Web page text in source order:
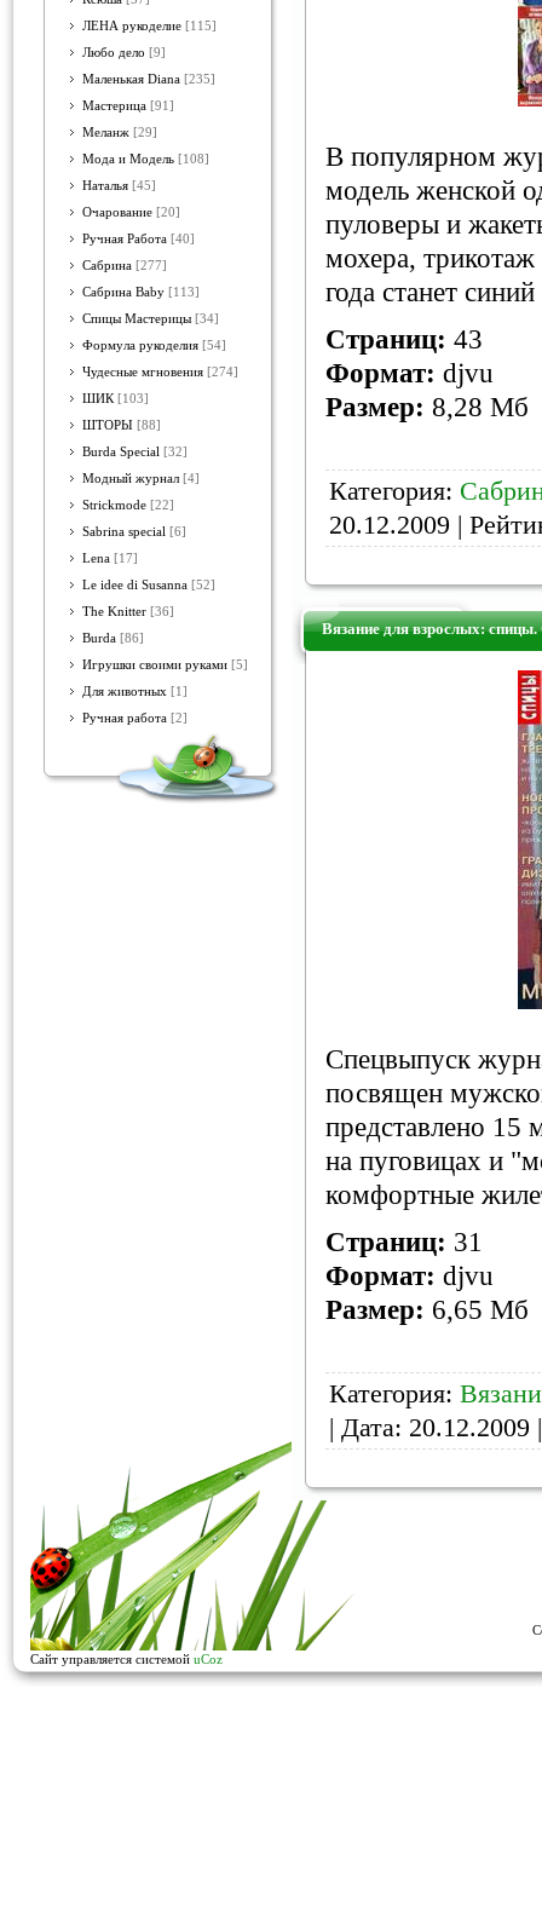
ЛЕНА рукоделие [115]
Любо дело [9]
Маленькая Diana [235]
Мастерица [91]
Меланж [29]
Мода и Модель [108]
Наталья [45]
Очарование [20]
Ручная Работа [40]
Сабрина [277]
Сабрина Baby [113]
Спицы Мастерицы [34]
Формула рукоделия [54]
Чудесные мгновения [274]
ШИК [103]
ШТОРЫ [88]
Burda Special [32]
Модный журнал [4]
Strickmode [22]
Sabrina special [6]
Lena [17]
Le idee di Susanna [52]
The Knitter [36]
Burda [86]
Игрушки своими руками [5]
Для животных [1]
Ручная работа [2]
В популярном
модель женской
пуловеры и
мохера,
года станет
Страниц: 43
Формат: djvu
Размер: 8,28 Мб
Категория:
20.12.2009 |
Вязание для взрослых:
Спецвыпуск
посвящен
представлено 15
на пуговицах и
комфортные
Страниц: 31
Формат: djvu
Размер: 6,65 Мб
Категория:
| Дата: 20.12.2009
Сайт управляется системой uCoz